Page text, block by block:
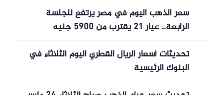
سعر الذهب اليوم في مصر يرتفع للجلسة
الرابعة.. عيار 21 يقترب من 5900 جنيه
تحديثات أسعار الريال القطري اليوم الثلاثاء في
البنوك الرئيسية